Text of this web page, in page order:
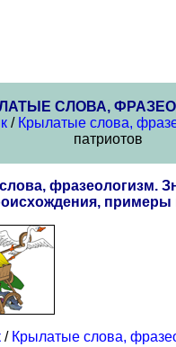
СЛОВА,
/ Крылатые слова,
патриотов
фразеологизм.
примеры
/ Крылатые слова,